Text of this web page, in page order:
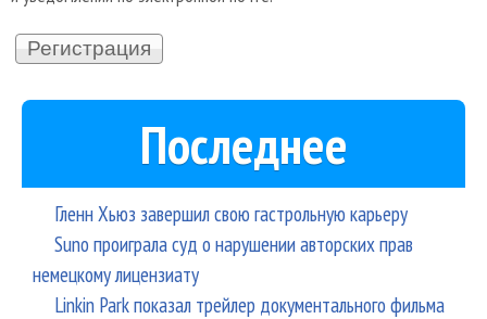
Последнее
Гленн Хьюз завершил свою гастрольную карьеру
Suno проиграла суд о нарушении авторских прав
немецкому лицензиату
Linkin Park показал трейлер документального фильма